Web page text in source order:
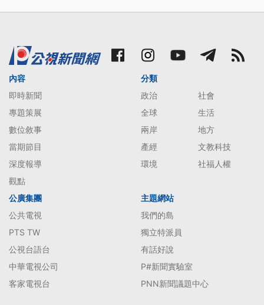
內容
即時新聞
專題策展
數位敘事
當期節目
深度報導
觀點
分類
政治
社會
全球
生活
兩岸
地方
產經
文教科技
環境
社福人權
公廣集團
公共電視
PTS TW
公視台語台
中華電視公司
客家電視台
主題網站
我們的島
獨立特派員
有話好說
P#新聞實驗室
PNN新聞議題中心